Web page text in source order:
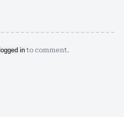
logged into comment.